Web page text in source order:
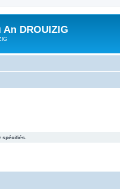
DROUIZIG
spécifiés.